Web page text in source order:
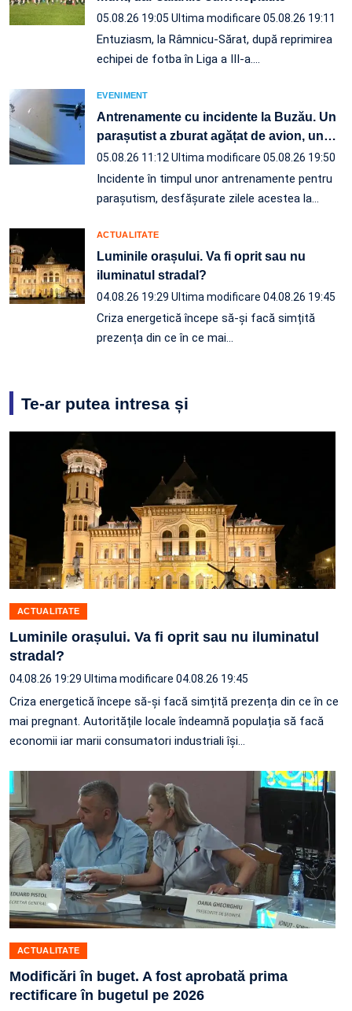
05.08.26 19:05 Ultima modificare 05.08.26 19:11
Entuziasm, la Râmnicu-Sărat, după reprimirea
echipei de fotba în Liga a III-a.…
EVENIMENT
Antrenamente cu incidente la Buzău. Un
parașutist a zburat agățat de avion, un…
05.08.26 11:12 Ultima modificare 05.08.26 19:50
Incidente în timpul unor antrenamente pentru
parașutism, desfășurate zilele acestea la…
ACTUALITATE
Luminile orașului. Va fi oprit sau nu
iluminatul stradal?
04.08.26 19:29 Ultima modificare 04.08.26 19:45
Criza energetică începe să-și facă simțită
prezența din ce în ce mai…
Te-ar putea intresa și
ACTUALITATE
Luminile orașului. Va fi oprit sau nu iluminatul
stradal?
04.08.26 19:29 Ultima modificare 04.08.26 19:45
Criza energetică începe să-și facă simțită prezența din ce în ce
mai pregnant. Autoritățile locale îndeamnă populația să facă
economii iar marii consumatori industriali își…
ACTUALITATE
Modificări în buget. A fost aprobată prima
rectificare în bugetul pe 2026